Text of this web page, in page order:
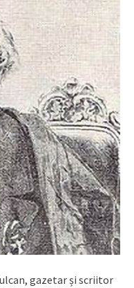
gazetar și scriitor